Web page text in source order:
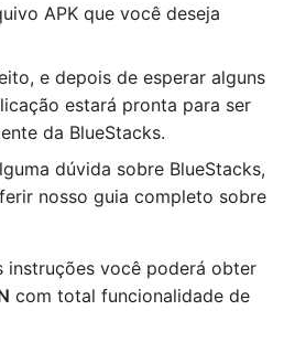
APK que você deseja
e depois de esperar alguns
estará pronta para ser
da BlueStacks.
dúvida sobre BlueStacks,
nosso guia completo sobre
instruções você poderá obter
com total funcionalidade de